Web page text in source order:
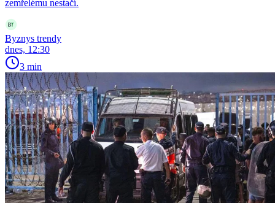
zemřelému nestačí.
Byznys trendy
dnes, 12:30
3 min